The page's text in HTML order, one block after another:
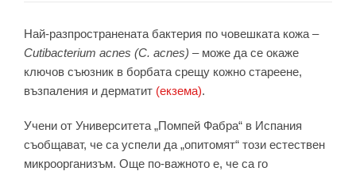
Най-разпространената бактерия по човешката кожа –
Cutibacterium acnes (C. acnes) – може да се окаже
ключов съюзник в борбата срещу кожно стареене,
възпаления и дерматит (екзема).
Учени от Университета „Помпей Фабра“ в Испания
съобщават, че са успели да „опитомят“ този естествен
микроорганизъм. Още по-важното е, че са го